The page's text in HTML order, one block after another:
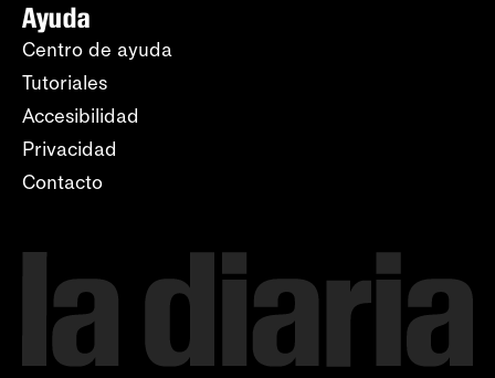
Ayuda
Centro de ayuda
Tutoriales
Accesibilidad
Privacidad
Contacto